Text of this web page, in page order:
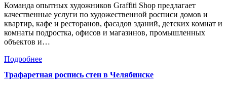
Команда опытных художников Graffiti Shop предлагает
качественные услуги по художественной росписи домов и
квартир, кафе и ресторанов, фасадов зданий, детских комнат и
комнаты подростка, офисов и магазинов, промышленных
объектов и…
Подробнее
Трафаретная роспись стен в Челябинске